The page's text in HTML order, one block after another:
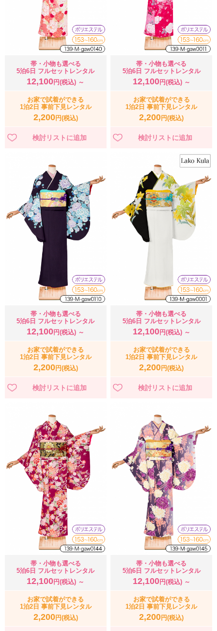
帯・小物も選べる
5泊6日 フルセットレンタル
12,100 円(税込) ～
お家で試着ができる
1泊2日 事前下見レンタル
2,200円(税込)
帯・小物も選べる
5泊6日 フルセットレンタル
12,100円(税込) ～
お家で試着ができる
1泊2日 事前下見レンタル
2,200円(税込)
帯・小物も選べる
5泊6日 フルセットレンタル
12,100円(税込) ～
お家で試着ができる
1泊2日 事前下見レンタル
2,200円(税込)
帯・小物も選べる
5泊6日 フルセットレンタル
12,100円(税込) ～
お家で試着ができる
1泊2日 事前下見レンタル
2,200円(税込)
帯・小物も選べる
5泊6日 フルセットレンタル
12,100 円(税込) ～
お家で試着ができる
1泊2日 事前下見レンタル
2,200円(税込)
帯・小物も選べる
5泊6日 フルセットレンタル
12,100円(税込) ～
お家で試着ができる
1泊2日 事前下見レンタル
2,200円(税込)